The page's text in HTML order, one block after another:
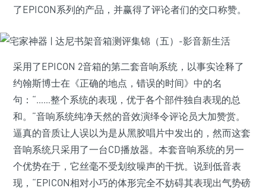
了EPICON系列的产品，并赢得了评论者们的交口称赞。
采用了EPICON 2音箱的第二套音响系统，以事实诠释了
约翰斯博士在《正确的地点，错误的时间》中的名
句：“……整个系统的表现，优于各个部件独自表现的总
和。”音响系统纯净天然的音效演绎令评论员大加赞赏。
逼真的音质让人误以为是从黑胶唱片中发出的，然而这套
音响系统只采用了一台CD播放器。本套音响系统的另一
个优势在于，它丝毫不受划纹噪声的干扰。说到低音表
现，“EPICON相对小巧的体形完全不妨碍其表现出气势磅